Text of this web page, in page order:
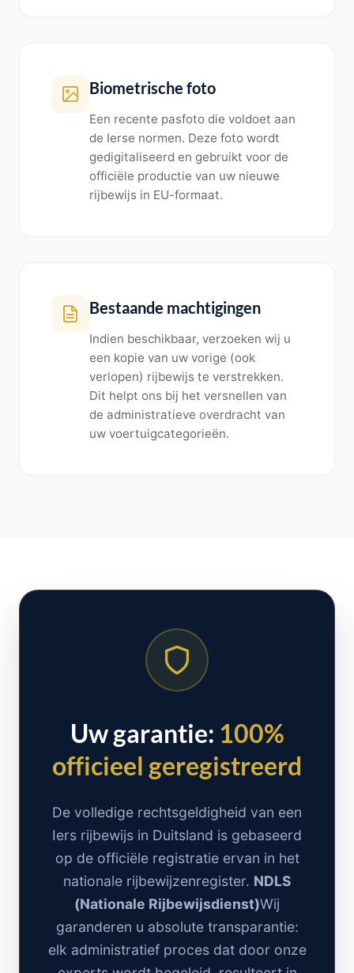
Biometrische foto
Een recente pasfoto die voldoet aan
de Ierse normen. Deze foto wordt
gedigitaliseerd en gebruikt voor de
officiële productie van uw nieuwe
rijbewijs in EU-formaat.
Bestaande machtigingen
Indien beschikbaar, verzoeken wij u
een kopie van uw vorige (ook
verlopen) rijbewijs te verstrekken.
Dit helpt ons bij het versnellen van
de administratieve overdracht van
uw voertuigcategorieën.
Uw garantie: 100%
officieel geregistreerd
De volledige rechtsgeldigheid van een
Iers rijbewijs in Duitsland is gebaseerd
op de officiële registratie ervan in het
nationale rijbewijzenregister. NDLS
(Nationale Rijbewijsdienst)Wij
garanderen u absolute transparantie:
elk administratief proces dat door onze